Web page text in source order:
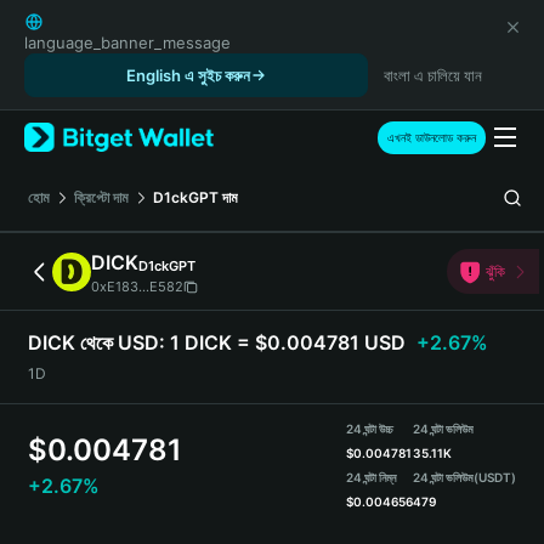
English
日本語
Русский
Español (Latinoamérica)
Türkçe
Italiano
Deutsch
简体中文
繁體中文
Português (Portugal)
Bahasa Indonesia
Español
language_banner_message
English এ সুইচ করুন
বাংলা এ চালিয়ে যান
এখনই ডাউনলোড করুন
হোম ক্রিপ্টো দাম D1ckGPT দাম
DICKD1ckGPT
0xE183...E582
ঝুঁকি
DICK থেকে USD: 1 DICK = $0.004781 USD +2.67%
1D
$0.004781
+2.67%
24 ঘন্টা উচ্চ
$0.004781
24 ঘন্টা নিম্ন
$0.004656
24 ঘন্টা ভলিউম
35.11K
24 ঘন্টা ভলিউম(USDT)
479